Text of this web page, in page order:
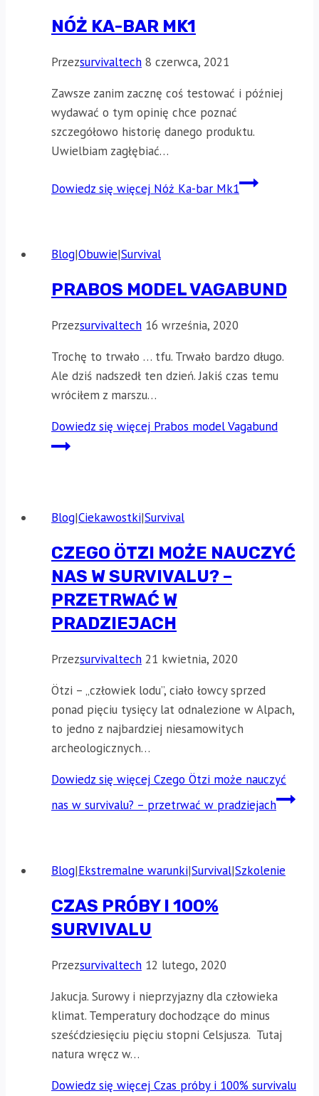
NÓŻ KA-BAR MK1
Przezsurvivaltech 8 czerwca, 2021
Zawsze zanim zacznę coś testować i później
wydawać o tym opinię chce poznać
szczegółowo historię danego produktu.
Uwielbiam zagłębiać…
Dowiedz się więcej Nóż Ka-bar Mk1
Blog|Obuwie|Survival
PRABOS MODEL VAGABUND
Przezsurvivaltech 16 września, 2020
Trochę to trwało … tfu. Trwało bardzo długo.
Ale dziś nadszedł ten dzień. Jakiś czas temu
wróciłem z marszu…
Dowiedz się więcej Prabos model Vagabund
Blog|Ciekawostki|Survival
CZEGO ÖTZI MOŻE NAUCZYĆ
NAS W SURVIVALU? –
PRZETRWAĆ W
PRADZIEJACH
Przezsurvivaltech 21 kwietnia, 2020
Ötzi – „człowiek lodu”, ciało łowcy sprzed
ponad pięciu tysięcy lat odnalezione w Alpach,
to jedno z najbardziej niesamowitych
archeologicznych…
Dowiedz się więcej Czego Ötzi może nauczyć
nas w survivalu? – przetrwać w pradziejach
Blog|Ekstremalne warunki|Survival|Szkolenie
CZAS PRÓBY I 100%
SURVIVALU
Przezsurvivaltech 12 lutego, 2020
Jakucja. Surowy i nieprzyjazny dla człowieka
klimat. Temperatury dochodzące do minus
sześćdziesięciu pięciu stopni Celsjusza. Tutaj
natura wręcz w…
Dowiedz się więcej Czas próby i 100% survivalu